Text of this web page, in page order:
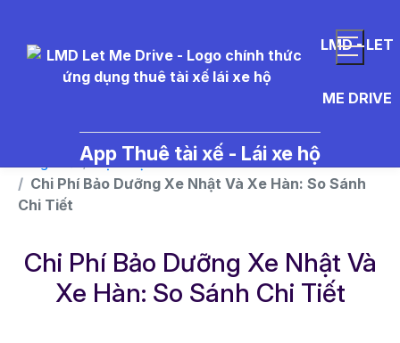
LMD - LET
ME DRIVE
App Thuê tài xế - Lái xe hộ
Trang chủ
Dịch vụ
Chi Phí Bảo Dưỡng Xe Nhật Và Xe Hàn: So Sánh
Chi Tiết
Chi Phí Bảo Dưỡng Xe Nhật Và
Xe Hàn: So Sánh Chi Tiết